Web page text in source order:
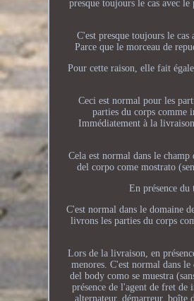
presque toujours le cas avec
C'est presque toujours le
Parce que le morceau de
Pour cette raison, elle fait
Ceci est normal pour les
parties du corps comme
Immédiatement à la
Cela est normal dans le
del corpo come mostrato
En présence
C'est normal dans le domaine
livrons les parties du corps
Lors de la livraison, en
menores. C'est normal dans
del body como se muestra
présence de l'agent de fret de
alternateur, démarreur, boîte